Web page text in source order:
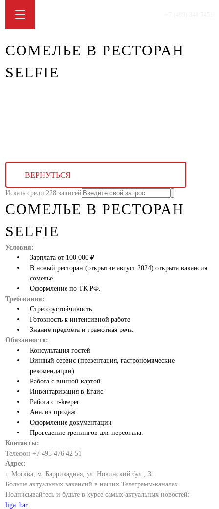
СОМЕЛЬЕ В РЕСТОРАН
SELFIE
ВЕРНУТЬСЯ
Искать среди 228 записей
СОМЕЛЬЕ В РЕСТОРАН
SELFIE
Условия:
Зарплата от 100 000 ₽
В новый ресторан (открытие август 2024) открыта вакансия
сомелье
Оформление по ТК РФ.
Требования:
Стрессоустойчивость
Готовность к интенсивной работе
Знание предмета и грамотная речь.
Обязанности:
Консультация гостей
Винный сервис (презентация, гастрономические
рекомендации)
Работа с винной картой
Инвентаризация в Егаис
Работа с r-keeper
Анализ продаж
Оформление документации
Проведение тренингов для персонала.
Контакты:
Телефон +7 495 476 42 51
Адрес:
г. Москва, м. Баррикадная, ул. Новинский бул., 31
Больше актуальных вакансий в наших Телеграмм-каналах
Подписывайтесь и будьте в курсе самых актуальных новостей:
liga_bar